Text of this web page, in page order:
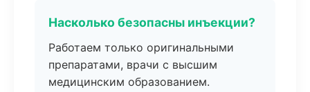
Насколько безопасны инъекции?
Работаем только оригинальными
препаратами, врачи с высшим
медицинским образованием.